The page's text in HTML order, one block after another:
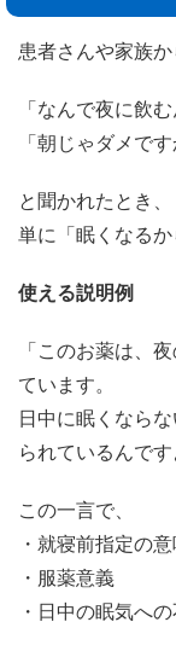
患者さんや家族か
「なんで夜に飲
「朝じゃダメです
と聞かれたとき、
単に「眠くなるか
使える説明例
「このお薬は、
ています。
日中に眠くなら
られているんです
この一言で、
・就寝前指定の意
・服薬意義
・日中の眠気へ